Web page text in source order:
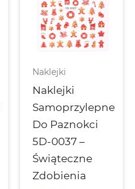
Naklejki
Naklejki
Samoprzylepne
Do Paznokci
5D-0037 –
Świąteczne
Zdobienia